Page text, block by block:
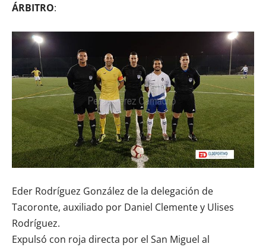
ÁRBITRO:
Eder Rodríguez González de la delegación de
Tacoronte, auxiliado por Daniel Clemente y Ulises
Rodríguez.
Expulsó con roja directa por el San Miguel al